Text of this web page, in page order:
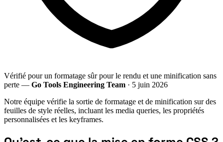
Vérifié pour un formatage sûr pour le rendu et une minification sans
perte — Go Tools Engineering Team · 5 juin 2026
Notre équipe vérifie la sortie de formatage et de minification sur des
feuilles de style réelles, incluant les media queries, les propriétés
personnalisées et les keyframes.